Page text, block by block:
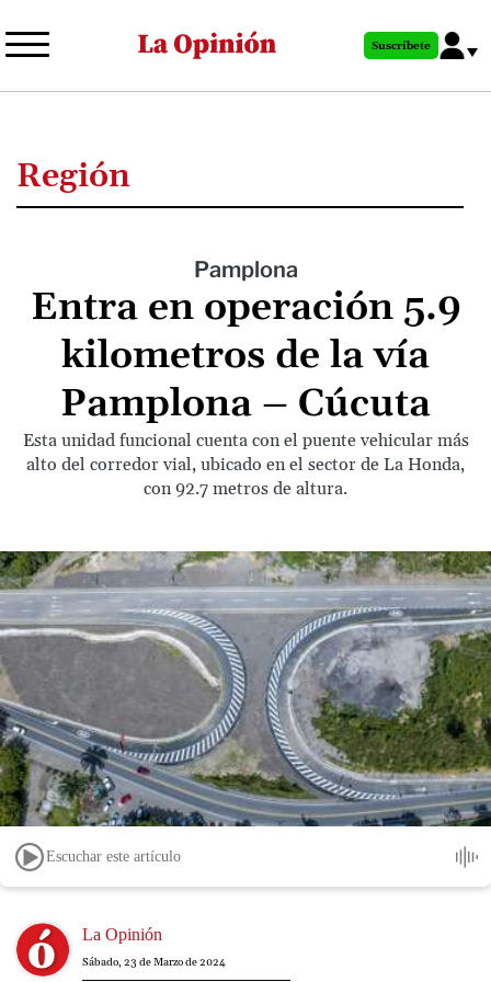
al
principal
Suscríbete
Región
Pamplona
Entra en operación 5.9
kilometros de la vía
Pamplona – Cúcuta
Esta unidad funcional cuenta con el puente vehicular más
alto del corredor vial, ubicado en el sector de La Honda,
con 92.7 metros de altura.
Escuchar este artículo
Image La Opinión
Sábado, 23 de Marzo de 2024